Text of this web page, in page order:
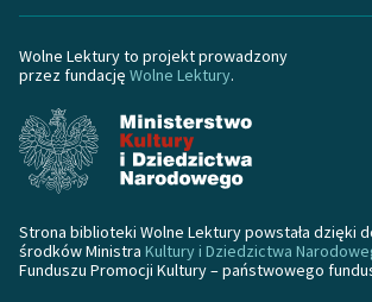
Wolne Lektury to projekt prowadzony
przez fundację Wolne Lektury.
Strona biblioteki Wolne Lektury powstała dzięki
środków Ministra Kultury i Dziedzictwa
Funduszu Promocji Kultury – państwowego